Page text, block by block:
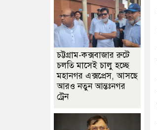
চট্টগ্রাম-কক্সবাজার রুটে
চলতি মাসেই চালু হচ্ছে
মহানগর এক্সপ্রেস, আসছে
আরও নতুন আন্তঃনগর
ট্রেন